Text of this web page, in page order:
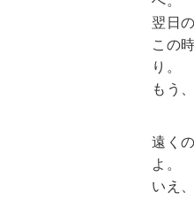
翌日
この
り。
もう
遠く
よ。
いえ